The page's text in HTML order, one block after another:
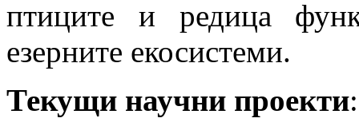
птиците и редица
езерните екосистеми.
Текущи научни проекти: